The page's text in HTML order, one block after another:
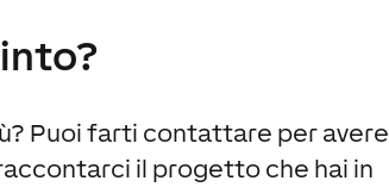
Puoi farti contattare per avere
il progetto che hai in